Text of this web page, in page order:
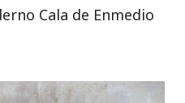
Cala de Enmedio